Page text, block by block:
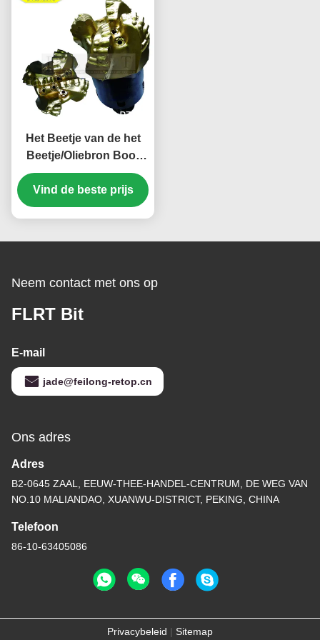
Het Beetje van de het
Beetje/Oliebron Boor
van de matrijspdc
Diamant 8 1/2“
FM19043CT-FMreeks
Vind de beste prijs
Neem contact met ons op
FLRT Bit
E-mail
jade@feilong-retop.cn
Ons adres
Adres
B2-0645 ZAAL, EEUW-THEE-HANDEL-CENTRUM, DE WEG VAN
NO.10 MALIANDAO, XUANWU-DISTRICT, PEKING, CHINA
Telefoon
86-10-63405086
Privacybeleid | Sitemap